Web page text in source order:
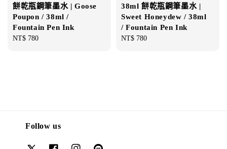
餅乾瓶鋼筆墨水 | Goose
Poupon / 38ml /
Fountain Pen Ink
Regular
NT$ 780
38ml 餅乾瓶鋼筆墨水 |
Sweet Honeydew / 38ml
/ Fountain Pen Ink
Regular
NT$ 780
Follow us